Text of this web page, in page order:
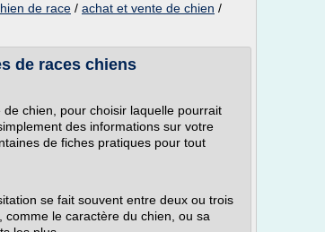
de race / achat et vente de chien /
de races chiens
chien, pour choisir laquelle pourrait
des informations sur votre
de fiches pratiques pour tout
se fait souvent entre deux ou trois
le caractère du chien, ou sa